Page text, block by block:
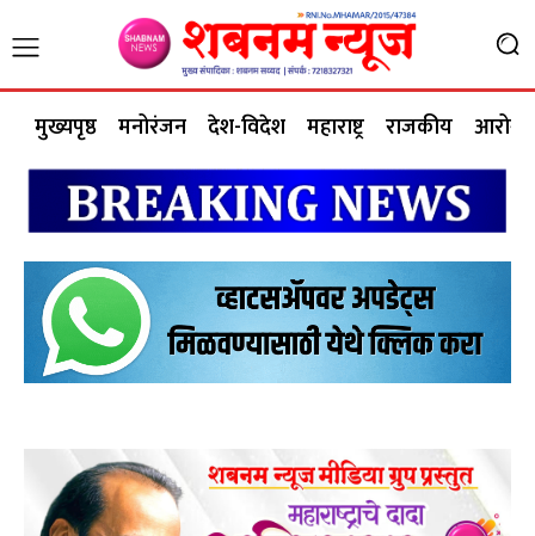
मुख्यपृष्ठ मनोरंजन देश-विदेश महाराष्ट्र राजकीय आरोग्य